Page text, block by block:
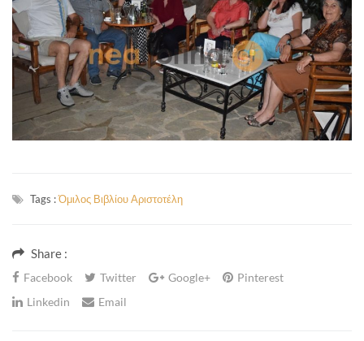
Tags :Όμιλος Βιβλίου Αριστοτέλη
Share :
Facebook Twitter Google+
Pinterest
Linkedin
Email